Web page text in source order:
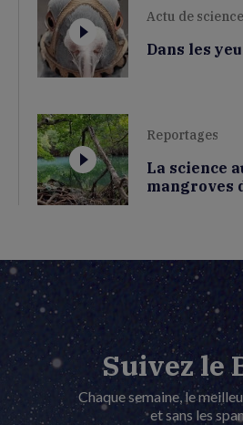
Actu de science
Dans les
Reportages
La science
mangroves
Suivez le
Chaque semaine, le
et sans les